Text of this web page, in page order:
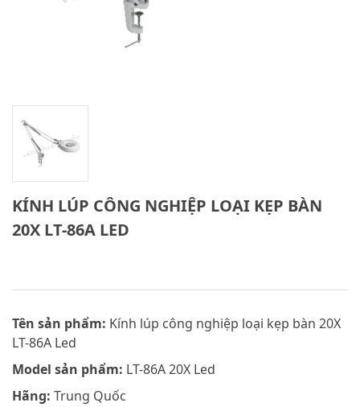
KÍNH LÚP CÔNG NGHIỆP LOẠI KẸP BÀN
20X LT-86A LED
Tên sản phẩm: Kính lúp công nghiệp loại kẹp bàn 20X
LT-86A Led
Model sản phẩm: LT-86A 20X Led
Hãng: Trung Quốc